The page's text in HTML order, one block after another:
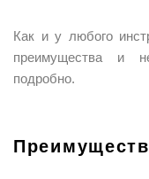
Как и у любого
преимущества и
подробно.